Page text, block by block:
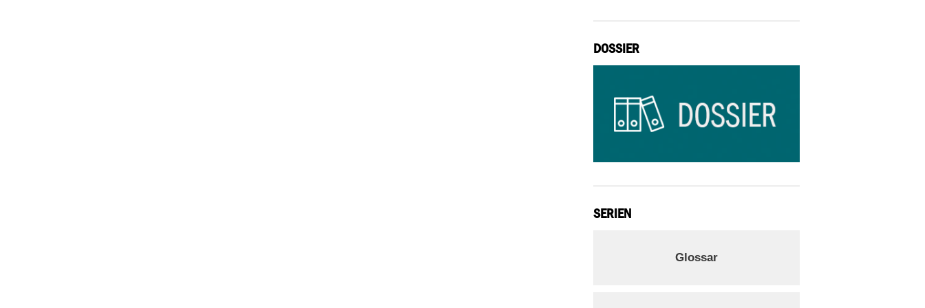
DOSSIER
SERIEN
Glossar